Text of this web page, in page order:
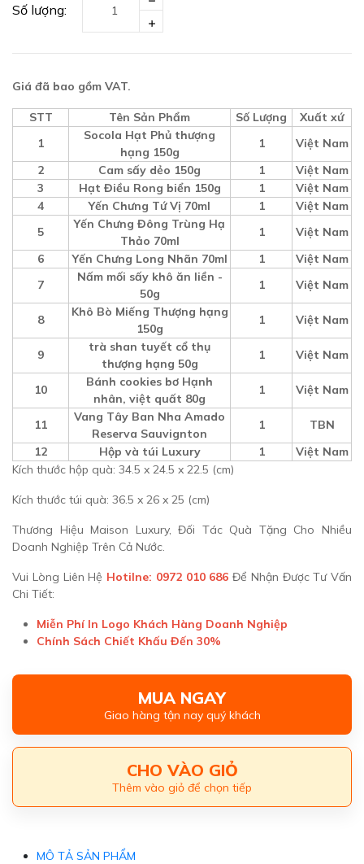
Số lượng:
Giá đã bao gồm VAT.
STT Tên Sản Phẩm Số Lượng
Xuất xứ
1
Socola Hạt Phủ thượng
hạng 150g
1
Việt Nam
2
Cam sấy dẻo 150g 1
Việt Nam
3
Hạt Điều Rong biển 150g 1
Việt Nam
4
Yến Chưng Tứ Vị 70ml 1
Việt Nam
5
Yến Chưng Đông Trùng Hạ
Thảo 70ml
1
Việt Nam
6
Yến Chưng Long Nhãn 70ml 1
Việt Nam
7
Nấm mối sấy khô ăn liền -
50g
1 Việt Nam
8
Khô Bò Miếng Thượng hạng
150g
1 Việt Nam
9
trà shan tuyết cổ thụ
thượng hạng 50g
1 Việt Nam
10
Bánh cookies bơ Hạnh
nhân, việt quất 80g
1 Việt Nam
11
Vang Tây Ban Nha Amado
Reserva Sauvignton
1
TBN
12
Hộp và túi Luxury 1
Việt Nam
Kích thước hộp quà: 34.5 x 24.5 x 22.5 (cm)
Kích thước túi quà: 36.5 x 26 x 25 (cm)
Thương Hiệu Maison Luxury, Đối Tác Quà Tặng Cho Nhiều
Doanh Nghiệp Trên Cả Nước.
Vui Lòng Liên Hệ Hotilne: 0972 010 686 Để Nhận Được Tư Vấn
Chi Tiết:
Miễn Phí In Logo Khách Hàng Doanh Nghiệp
Chính Sách Chiết Khấu Đến 30%
MUA NGAY
Giao hàng tận nay quý khách
CHO VÀO GIỎ
Thêm vào giỏ để chọn tiếp
MÔ TẢ SẢN PHẨM